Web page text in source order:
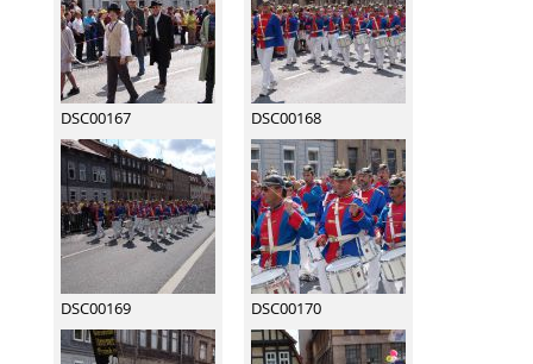
DSC00167 DSC00168
DSC00169 DSC00170